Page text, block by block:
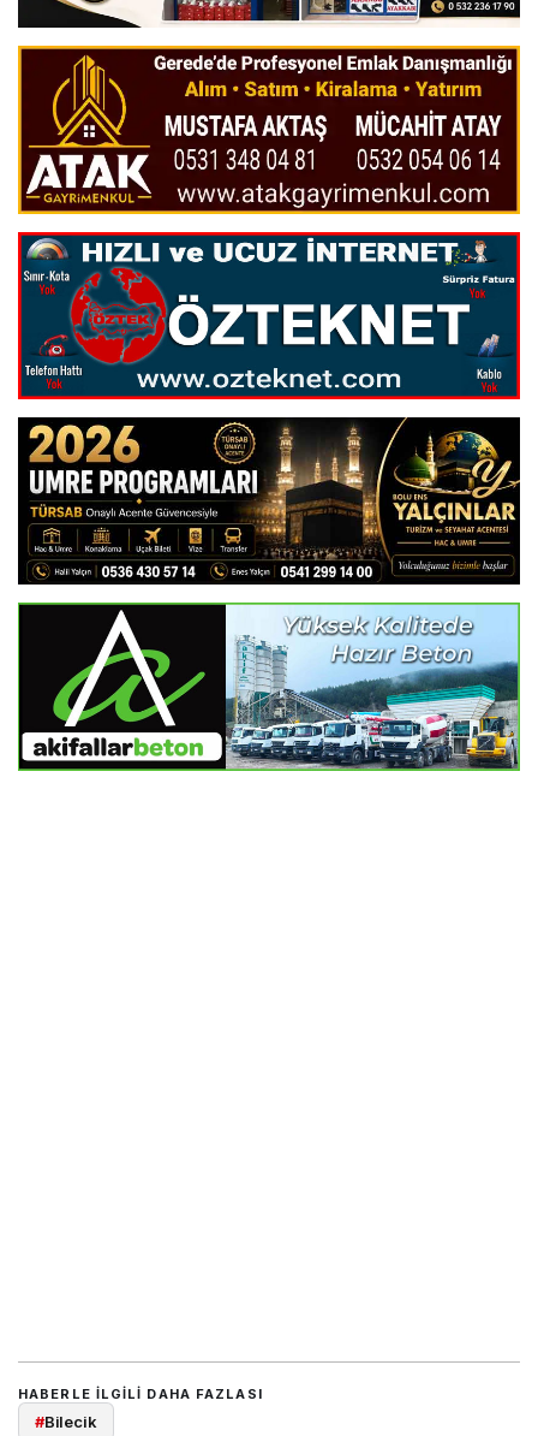
HABERLE ILGILI DAHA FAZLASI
#Bilecik